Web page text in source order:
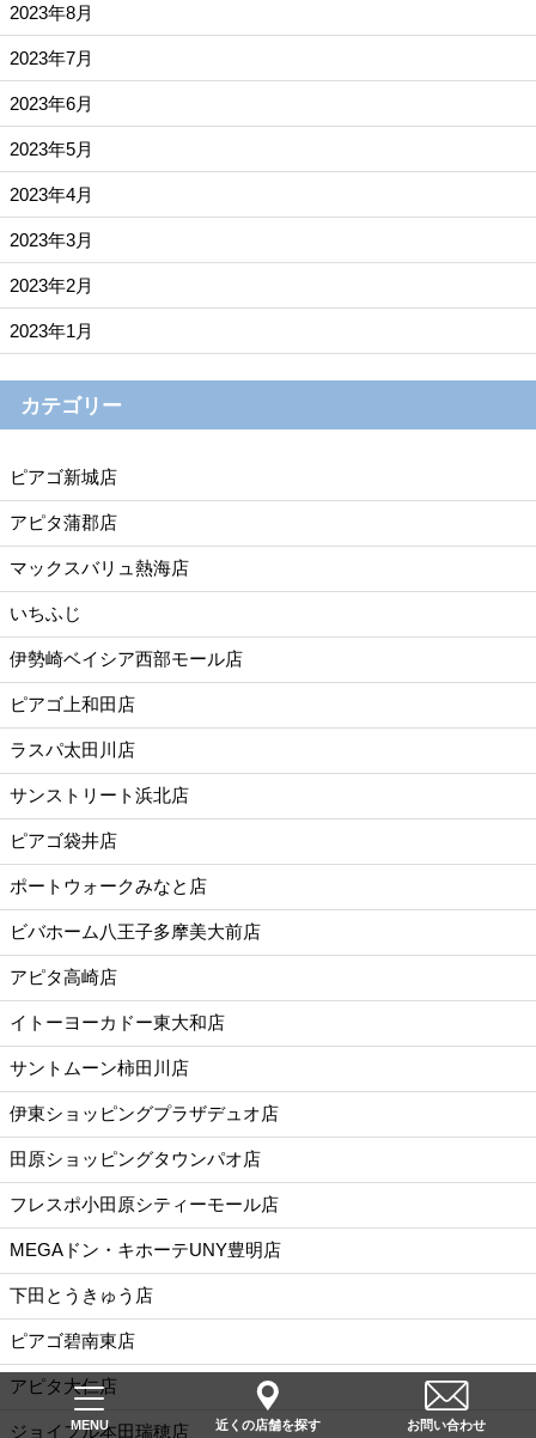
2023年8月
2023年7月
2023年6月
2023年5月
2023年4月
2023年3月
2023年2月
2023年1月
カテゴリー
ピアゴ新城店
アピタ蒲郡店
マックスバリュ熱海店
いちふじ
伊勢崎ベイシア西部モール店
ピアゴ上和田店
ラスパ太田川店
サンストリート浜北店
ピアゴ袋井店
ポートウォークみなと店
ビバホーム八王子多摩美大前店
アピタ高崎店
イトーヨーカドー東大和店
サントムーン柿田川店
伊東ショッピングプラザデュオ店
田原ショッピングタウンパオ店
フレスポ小田原シティーモール店
MEGAドン・キホーテUNY豊明店
下田とうきゅう店
ピアゴ碧南東店
アピタ大仁店
ジョイフル本田瑞穂店
MENU 近くの店舗を探す お問い合わせ